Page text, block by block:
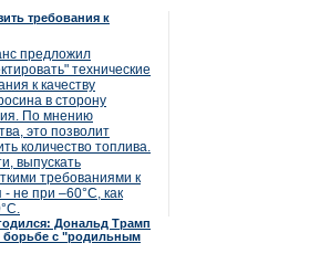
требования к
предложил
технические
к качеству
в сторону
По мнению
это позволит
количество топлива.
выпускать
требованиями к
не при –60°C, как
Дональд Трамп
борьбе с "родильным